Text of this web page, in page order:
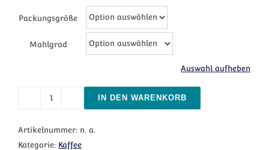
Packungsgröße
Mahlgrad
Auswahl aufheben
Antigua Excelso Menge
IN DEN WARENKORB
Artikelnummer: n. a.
Kategorie: Kaffee